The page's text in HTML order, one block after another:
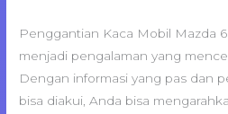
Penggantian Kaca Mobil Mazda
menjadi pengalaman yang
Dengan informasi yang pas dan
bisa diakui, Anda bisa